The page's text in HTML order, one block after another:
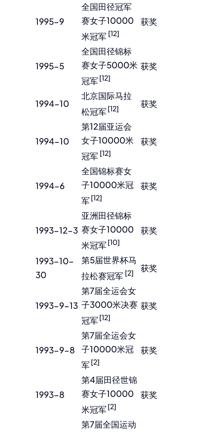
1995-9
全国田径冠军
赛女子10000
米冠军 [12]
获奖
1995-5
全国田径锦标
赛女子5000米
冠军 [12]
获奖
1994-10
北京国际马拉
松冠军 [12] 获奖
1994-10
第12届亚运会
女子10000米
冠军 [12]
获奖
1994-6
全国锦标赛女
子10000米冠
军 [12]
获奖
1993-12-3
亚洲田径锦标
赛女子10000
米冠军 [10]
获奖
1993-10-
30
第5届世界杯马
拉松赛冠军 [2] 获奖
1993-9-13
第7届全运会女
子3000米决赛
冠军 [12]
获奖
1993-9-8
第7届全运会女
子10000米冠
军 [2]
获奖
1993-8
第4届田径世锦
赛女子10000
米冠军 [2]
获奖
第7届全国运动